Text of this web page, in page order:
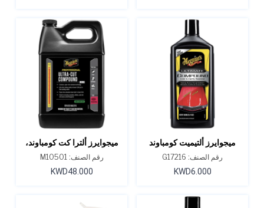
ميجوايرز ألتيميت كومباوند
15.2 أونصة
رقم الصنف: G17216
KWD6.000
ميجوايرز ألترا كت كومباوند،
M105، سعة 1 جالون
رقم الصنف: M10501
KWD48.000